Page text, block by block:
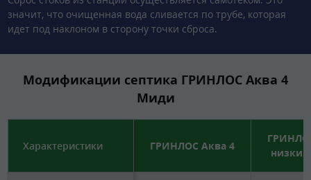
значит, что очищенная вода сливается по трубе, которая
идет под наклоном в сторону точки сброса.
Модификации септика ГРИНЛОС Аква 4
Миди
Характеристики ГРИНЛОС Аква 4
низкий